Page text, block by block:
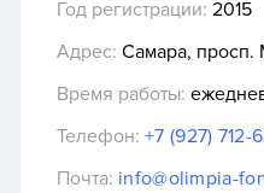
Год регистрации: 2015
Адрес: Самара, просп.
Время работы:
Телефон: +7 (927) 712-
Почта: info@olimpia-